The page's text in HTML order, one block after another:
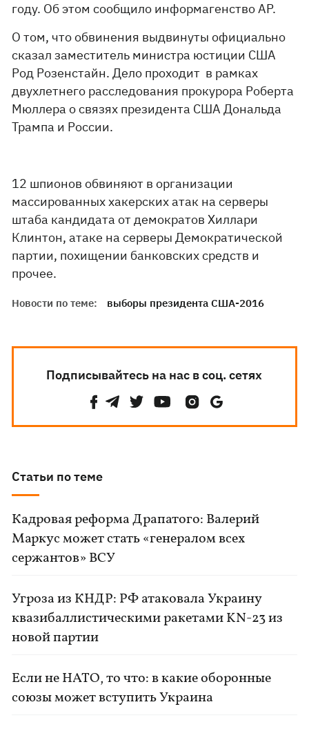
году. Об этом сообщило информагенство AP.
О том, что обвинения выдвинуты официально
сказал заместитель министра юстиции США
Род Розенстайн. Дело проходит в рамках
двухлетнего расследования прокурора Роберта
Мюллера о связях президента США Дональда
Трампа и России.
12 шпионов обвиняют в организации
массированных хакерских атак на серверы
штаба кандидата от демократов Хиллари
Клинтон, атаке на серверы Демократической
партии, похищении банковских средств и
прочее.
Новости по теме: выборы президента США-2016
Подписывайтесь на нас в соц. сетях
Статьи по теме
Кадровая реформа Драпатого: Валерий
Маркус может стать «генералом всех
сержантов» ВСУ
Угроза из КНДР: РФ атаковала Украину
квазибаллистическими ракетами KN-23 из
новой партии
Если не НАТО, то что: в какие оборонные
союзы может вступить Украина